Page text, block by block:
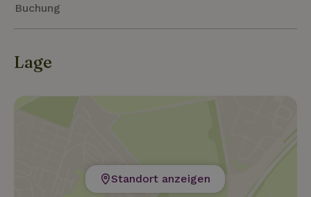
Buchung
Lage
Standort anzeigen